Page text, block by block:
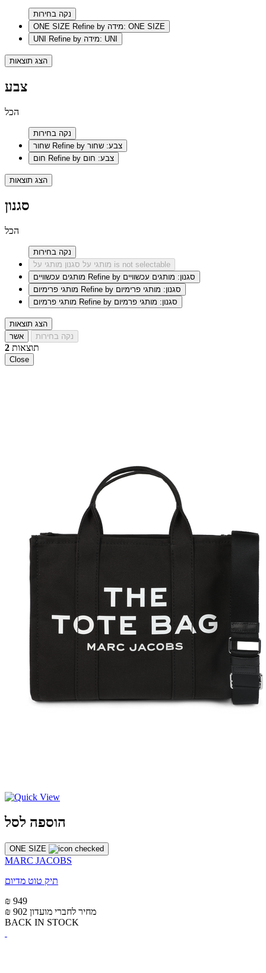
נקה בחירות
ONE SIZE
Refine by מידה: ONE SIZE
UNI
Refine by מידה: UNI
הצג תוצאות
צבע
הכל
נקה בחירות
Refine by צבע: שחור
Refine by צבע: חום
הצג תוצאות
סגנון
הכל
נקה בחירות
מותגי על סגנון מותגי על is not selectable
Refine by סגנון: מותגים עכשוויים
Refine by סגנון: מותגי פרימיום
Refine by סגנון: מותגי פרמיום
הצג תוצאות
אשר
נקה בחירות
2 תוצאות
Close
הוספה לסל
ONE SIZE
MARC JACOBS
תיק טוט מדיום
₪ 949
₪ 902 מחיר לחברי מועדון
BACK IN STOCK